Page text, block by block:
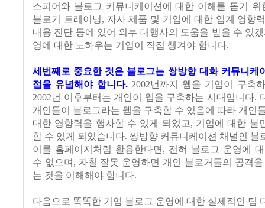
스피어와 블로그 커뮤니케이션에 대한 이해를 돕기
블로거 트레이닝, 자사 제품 및 기업에 대한 업계 영향
내용 진단 등에 있어 외부 대행사의 도움을 받을 수 있
영에 대한 노하우는 기업이 직접 챙겨야 합니다.
세번째로 중요한 것은 블로그는 쌍방향 대화 커뮤니케
점을 유념해야 합니다.2002년까지 웹을 기업이 구축
2002년 이후부터는 개인이 웹을 구축하는 시대입니다.
개인들이 블로그라는 웹을 구축할 수 있음에 따라 개인
대한 영향력을 행사할 수 있게 되었고, 기업에 대한 불
할 수 있게 되었습니다. 쌍방향 커뮤니케이션 채널인 블
이를 홈페이지처럼 활용한다면, 전혀 블로그 운영에
수 없으며, 자칠 잘못 운영하면 개인 블로거들의 공격
는 것을 이해해야 합니다.
다음으로 똑똑한 기업 블로그 운영에 대한 실제적인 팁